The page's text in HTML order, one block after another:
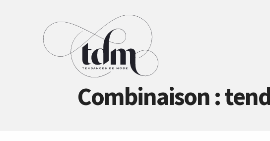
Combinaison :